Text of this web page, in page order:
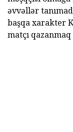
əvvəllər
başqa xarakter
matçı qazanmaq